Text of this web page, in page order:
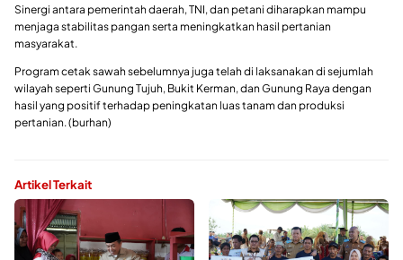
Sinergi antara pemerintah daerah, TNI, dan petani diharapkan mampu
menjaga stabilitas pangan serta meningkatkan hasil pertanian
masyarakat.
Program cetak sawah sebelumnya juga telah di laksanakan di sejumlah
wilayah seperti Gunung Tujuh, Bukit Kerman, dan Gunung Raya dengan
hasil yang positif terhadap peningkatan luas tanam dan produksi
pertanian. (burhan)
Artikel Terkait